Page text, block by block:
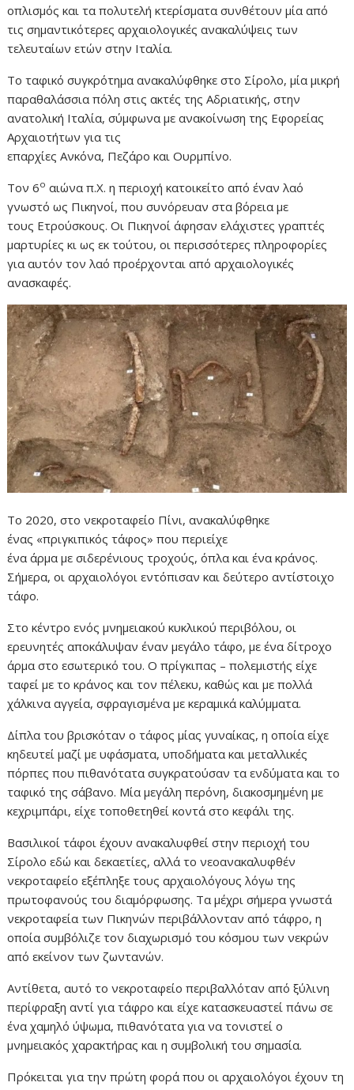
οπλισμός και τα πολυτελή κτερίσματα συνθέτουν μία από
τις σημαντικότερες αρχαιολογικές ανακαλύψεις των
τελευταίων ετών στην Ιταλία.
Το ταφικό συγκρότημα ανακαλύφθηκε στο Σίρολο, μία μικρή
παραθαλάσσια πόλη στις ακτές της Αδριατικής, στην
ανατολική Ιταλία, σύμφωνα με ανακοίνωση της Εφορείας
Αρχαιοτήτων για τις
επαρχίες Ανκόνα, Πεζάρο και Ουρμπίνο.
Τον 6ο αιώνα π.Χ. η περιοχή κατοικείτο από έναν λαό
γνωστό ως Πικηνοί, που συνόρευαν στα βόρεια με
τους Ετρούσκους. Οι Πικηνοί άφησαν ελάχιστες γραπτές
μαρτυρίες κι ως εκ τούτου, οι περισσότερες πληροφορίες
για αυτόν τον λαό προέρχονται από αρχαιολογικές
ανασκαφές.
Το 2020, στο νεκροταφείο Πίνι, ανακαλύφθηκε
ένας «πριγκιπικός τάφος» που περιείχε
ένα άρμα με σιδερένιους τροχούς, όπλα και ένα κράνος.
Σήμερα, οι αρχαιολόγοι εντόπισαν και δεύτερο αντίστοιχο
τάφο.
Στο κέντρο ενός μνημειακού κυκλικού περιβόλου, οι
ερευνητές αποκάλυψαν έναν μεγάλο τάφο, με ένα δίτροχο
άρμα στο εσωτερικό του. Ο πρίγκιπας – πολεμιστής είχε
ταφεί με το κράνος και τον πέλεκυ, καθώς και με πολλά
χάλκινα αγγεία, σφραγισμένα με κεραμικά καλύμματα.
Δίπλα του βρισκόταν ο τάφος μίας γυναίκας, η οποία είχε
κηδευτεί μαζί με υφάσματα, υποδήματα και μεταλλικές
πόρπες που πιθανότατα συγκρατούσαν τα ενδύματα και το
ταφικό της σάβανο. Μία μεγάλη περόνη, διακοσμημένη με
κεχριμπάρι, είχε τοποθετηθεί κοντά στο κεφάλι της.
Βασιλικοί τάφοι έχουν ανακαλυφθεί στην περιοχή του
Σίρολο εδώ και δεκαετίες, αλλά το νεοανακαλυφθέν
νεκροταφείο εξέπληξε τους αρχαιολόγους λόγω της
πρωτοφανούς του διαμόρφωσης. Τα μέχρι σήμερα γνωστά
νεκροταφεία των Πικηνών περιβάλλονταν από τάφρο, η
οποία συμβόλιζε τον διαχωρισμό του κόσμου των νεκρών
από εκείνον των ζωντανών.
Αντίθετα, αυτό το νεκροταφείο περιβαλλόταν από ξύλινη
περίφραξη αντί για τάφρο και είχε κατασκευαστεί πάνω σε
ένα χαμηλό ύψωμα, πιθανότατα για να τονιστεί ο
μνημειακός χαρακτήρας και η συμβολική του σημασία.
Πρόκειται για την πρώτη φορά που οι αρχαιολόγοι έχουν τη